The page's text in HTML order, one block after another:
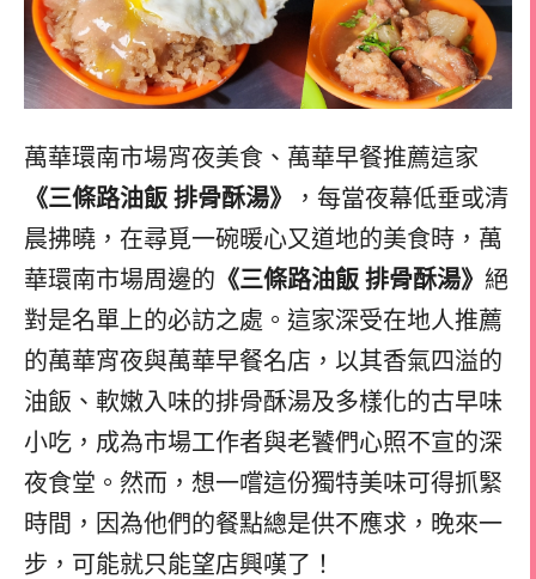
萬華環南市場宵夜美食、萬華早餐推薦這家
《三條路油飯 排骨酥湯》
，每當夜幕低垂或清
晨拂曉，在尋覓一碗暖心又道地的美食時，萬
華環南市場周邊的 《三條路油飯 排骨酥湯》 絕
對是名單上的必訪之處。這家深受在地人推薦
的萬華宵夜與萬華早餐名店，以其香氣四溢的
油飯、軟嫩入味的排骨酥湯及多樣化的古早味
小吃，成為市場工作者與老饕們心照不宣的深
夜食堂。然而，想一嚐這份獨特美味可得抓緊
時間，因為他們的餐點總是供不應求，晚來一
步，可能就只能望店興嘆了！